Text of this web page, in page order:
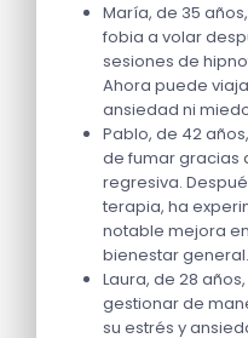
María, de 35
fobia a volar
sesiones de
Ahora puede
ansiedad ni
Pablo, de 42
de fumar gracias
regresiva.
terapia, ha
notable mejora
bienestar general.
Laura, de 28
gestionar de
su estrés y